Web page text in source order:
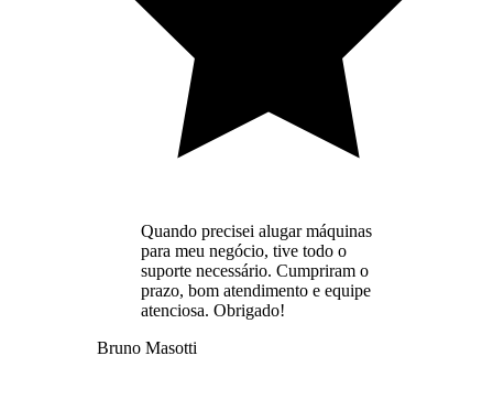
Quando precisei alugar máquinas
para meu negócio, tive todo o
suporte necessário. Cumpriram o
prazo, bom atendimento e equipe
atenciosa. Obrigado!
Bruno Masotti